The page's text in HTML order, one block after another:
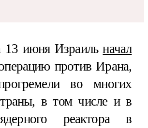
13 июня Израильначал
против Ирана,
во многих
в том числе и в
реактора в